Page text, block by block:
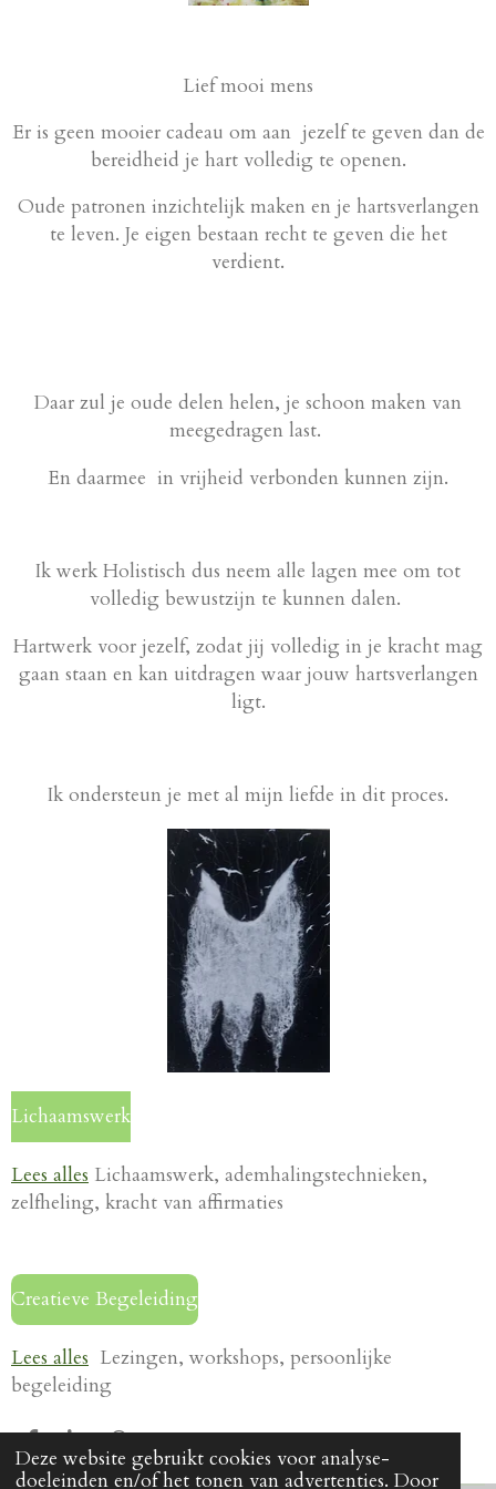
Deze website gebruikt cookies voor analyse-
doeleinden en/of het tonen van advertenties. Door
Lief mooi mens
Er is geen mooier cadeau om aan jezelf te geven dan de
bereidheid je hart volledig te openen.
Oude patronen inzichtelijk maken en je hartsverlangen
te leven. Je eigen bestaan recht te geven die het
verdient.
Daar zul je oude delen helen, je schoon maken van
meegedragen last.
En daarmee in vrijheid verbonden kunnen zijn.
Ik werk Holistisch dus neem alle lagen mee om tot
volledig bewustzijn te kunnen dalen.
Hartwerk voor jezelf, zodat jij volledig in je kracht mag
gaan staan en kan uitdragen waar jouw hartsverlangen
ligt.
Ik ondersteun je met al mijn liefde in dit proces.
Lichaamswerk
Lees alles Lichaamswerk, ademhalingstechnieken,
zelfheling, kracht van affirmaties
Creatieve Begeleiding
Lees alles Lezingen, workshops, persoonlijke
begeleiding
e
h
e